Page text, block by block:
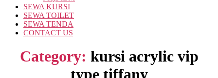
SEWA KURSI
SEWA TOILET
SEWA TENDA
CONTACT US
Category: kursi acrylic vip
type tiffany